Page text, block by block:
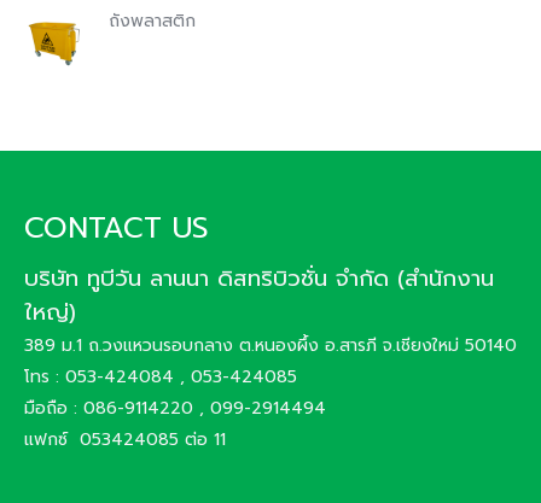
ถังพลาสติก
CONTACT US
บริษัท ทูบีวัน ลานนา ดิสทริบิวชั่น จำกัด (สำนักงาน
ใหญ่)
389 ม.1 ถ.วงแหวนรอบกลาง ต.หนองผึ้ง อ.สารภี จ.เชียงใหม่ 50140
โทร : 053-424084 , 053-424085
มือถือ : 086-9114220 , 099-2914494
แฟกซ์ 053424085 ต่อ 11